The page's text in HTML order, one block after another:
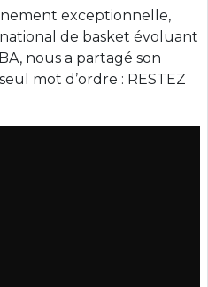
exceptionnelle,
de basket évoluant
nous a partagé son
mot d’ordre : RESTEZ